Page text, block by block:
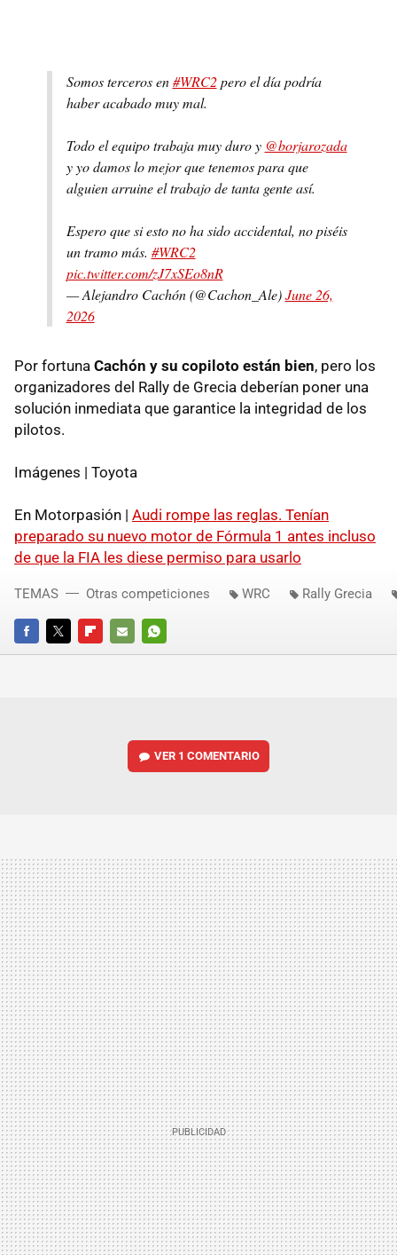
Somos terceros en#WRC2pero el día podría
haber acabado muy mal.
Todo el equipo trabaja muy duro y @borjarozada
y yo damos lo mejor que tenemos para que
alguien arruine el trabajo de tanta gente así.
Espero que si esto no ha sido accidental, no piséis
un tramo más. #WRC2
pic.twitter.com/zJ7xSEo8nR
— Alejandro Cachón (@Cachon_Ale)June 26,
2026
Por fortuna Cachón y su copiloto están bien, pero los
organizadores del Rally de Grecia deberían poner una
solución inmediata que garantice la integridad de los
pilotos.
Imágenes | Toyota
En Motorpasión | Audi rompe las reglas. Tenían
preparado su nuevo motor de Fórmula 1 antes incluso
de que la FIA les diese permiso para usarlo
FACEBOOKTWITTERFLIPBOARD
E-
WHATSAPP
TEMAS Otras competiciones WRC Rally Grecia
VER 1 COMENTARIO